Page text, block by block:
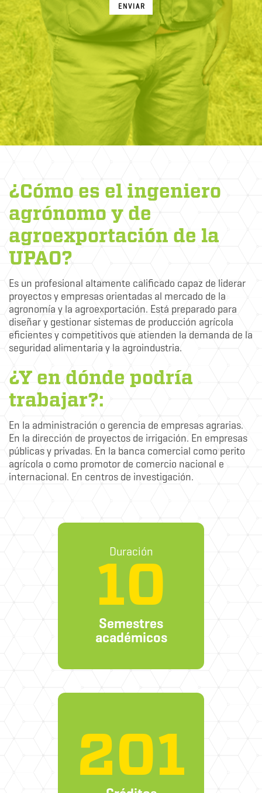
ENVIAR
¿Cómo es el ingeniero
agrónomo y de
agroexportación de la
UPAO?
Es un profesional altamente calificado capaz de liderar
proyectos y empresas orientadas al mercado de la
agronomía y la agroexportación. Está preparado para
diseñar y gestionar sistemas de producción agrícola
eficientes y competitivos que atienden la demanda de la
seguridad alimentaria y la agroindustria.
¿Y en dónde podría
trabajar?:
En la administración o gerencia de empresas agrarias.
En la dirección de proyectos de irrigación. En empresas
públicas y privadas. En la banca comercial como perito
agrícola o como promotor de comercio nacional e
internacional. En centros de investigación.
Duración
10
Semestres
académicos
201